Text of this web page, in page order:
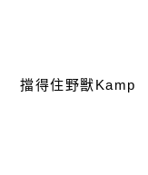
擋得住野獸Kamp